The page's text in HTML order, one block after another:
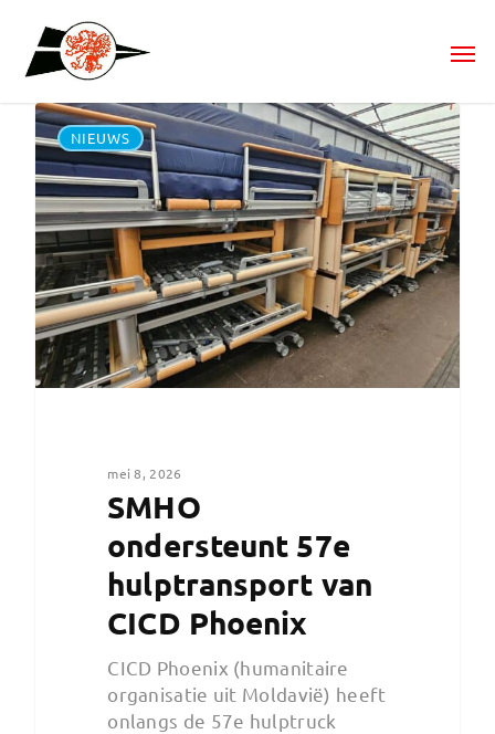
NIEUWS
mei 8, 2026
SMHO
ondersteunt 57e
hulptransport van
CICD Phoenix
CICD Phoenix (humanitaire
organisatie uit Moldavië) heeft
onlangs de 57e hulptruck